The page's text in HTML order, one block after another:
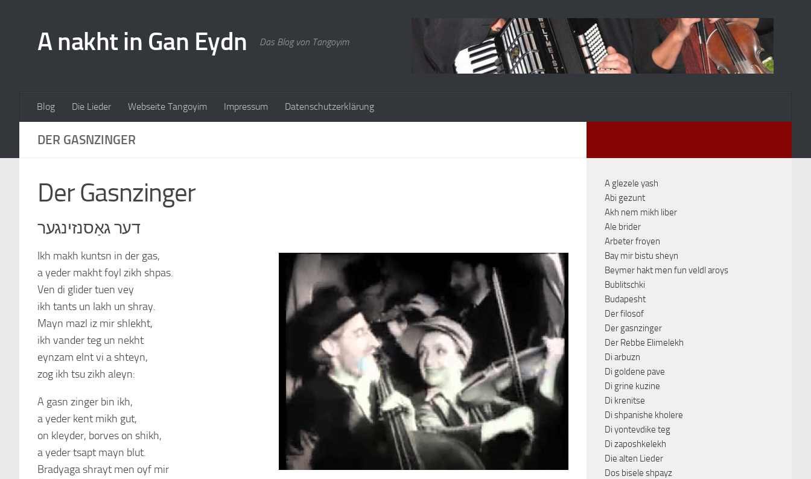
A nakht in Gan Eydn Das Blog von Tangoyim
Blog Die Lieder Webseite Tangoyim Impressum Datenschutzerklärung
DER GASNZINGER
Der Gasnzinger
דער גאַסנזינגער
Ikh makh kuntsn in der gas,
a yeder makht foyl zikh shpas.
Ven di glider tuen vey
ikh tants un lakh un shray.
Mayn mazl iz mir shlekht,
ikh vander teg un nekht
eynzam elnt vi a shteyn,
zog ikh tsu zikh aleyn:
A gasn zinger bin ikh,
a yeder kent mikh gut,
on kleyder, borves on shikh,
a yeder tsapt mayn blut.
Bradyaga shrayt men oyf mir
A glezele yash
Abi gezunt
Akh nem mikh liber
Ale brider
Arbeter froyen
Bay mir bistu sheyn
Beymer hakt men fun veldl aroys
Bublitschki
Budapesht
Der filosof
Der gasnzinger
Der Rebbe Elimelekh
Di arbuzn
Di goldene pave
Di grine kuzine
Di krenitse
Di shpanishe kholere
Di yontevdike teg
Di zaposhkelekh
Die alten Lieder
Dos bisele shpayz